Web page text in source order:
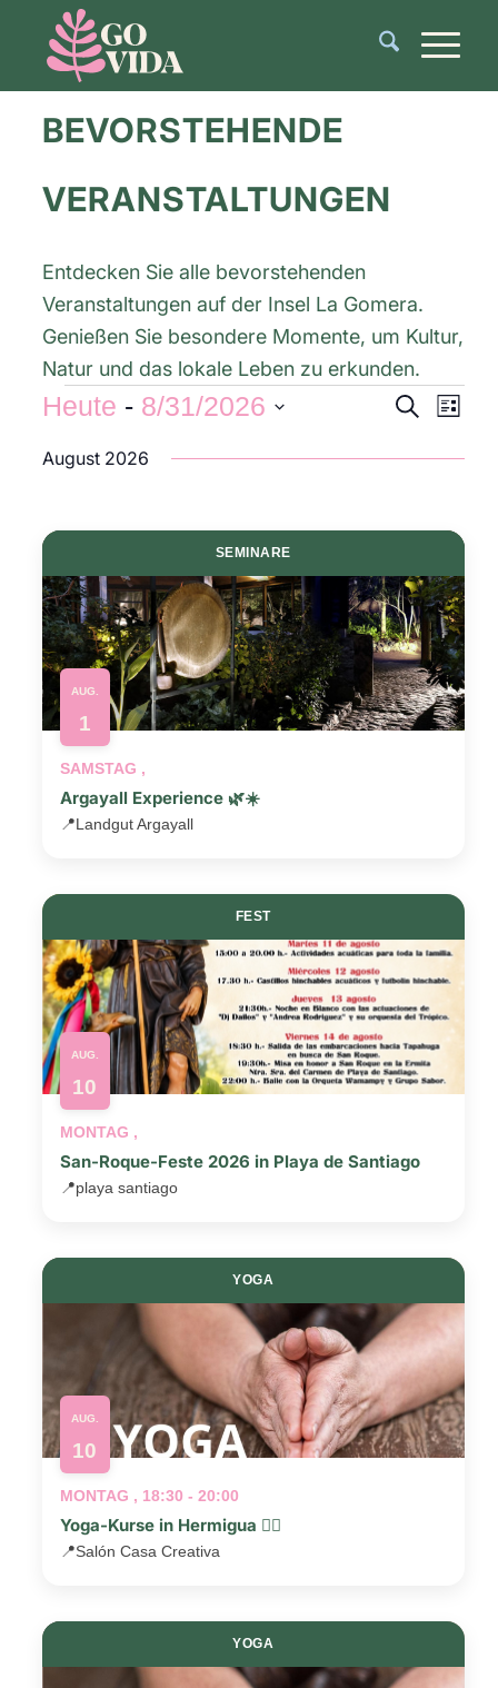
BEVORSTEHENDE
VERANSTALTUNGEN
Entdecken Sie alle bevorstehenden
Veranstaltungen auf der Insel La Gomera.
Genießen Sie besondere Momente, um Kultur,
Natur und das lokale Leben zu erkunden.
und
SucheListe
Heute - 8/31/2026
wählen.
August 2026
SEMINARE
AUG.
1
SAMSTAG ,
Argayall Experience 🌿☀️
📍Landgut Argayall
FEST
AUG.
10
MONTAG ,
San-Roque-Feste 2026 in Playa de Santiago
📍playa santiago
YOGA
AUG.
10
MONTAG , 18:30 - 20:00
Yoga-Kurse in Hermigua 🧘‍♂️
📍Salón Casa Creativa
YOGA